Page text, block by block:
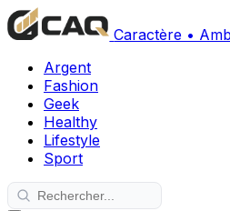
Caractère •
Argent
Fashion
Geek
Healthy
Lifestyle
Sport